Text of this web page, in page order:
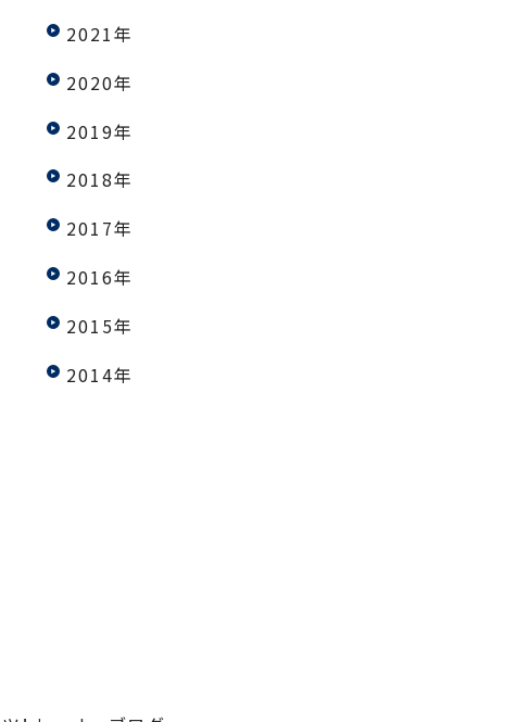
2021年
2020年
2019年
2018年
2017年
2016年
2015年
2014年